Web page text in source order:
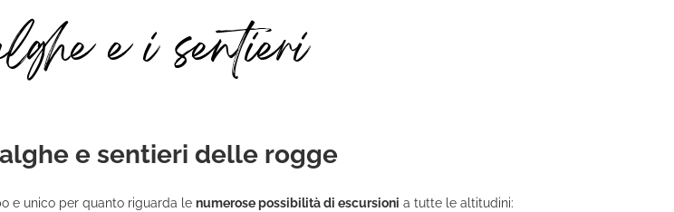
e i sentieri
e sentieri delle rogge
e unico per quanto riguarda le numerose possibilità di escursioni a tutte le altitudini: